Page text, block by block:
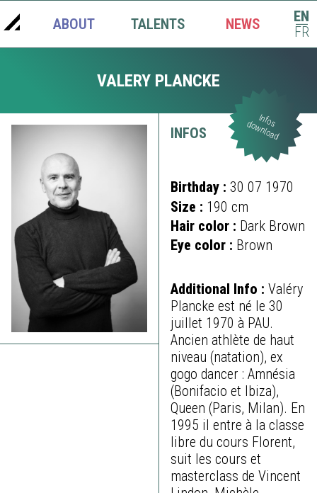
ABOUT TALENTS NEWS EN
|
FR
VALERY PLANCKE
INFOS
Birthday : 30 07 1970
Size : 190 cm
Hair color : Dark Brown
Eye color : Brown
Additional Info : Valéry
Plancke est né le 30
juillet 1970 à PAU.
Ancien athlète de haut
niveau (natation), ex
gogo dancer : Amnésia
(Bonifacio et Ibiza),
Queen (Paris, Milan). En
1995 il entre à la classe
libre du cours Florent,
suit les cours et
masterclass de Vincent
Infos
download